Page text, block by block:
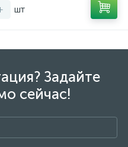
шт
Задайте
сейчас!